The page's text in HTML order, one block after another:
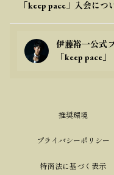
「keep pace」入会につ
伊藤裕一公式
「keep pace」
推奨環境
プライバシーポリシー
特商法に基づく表示